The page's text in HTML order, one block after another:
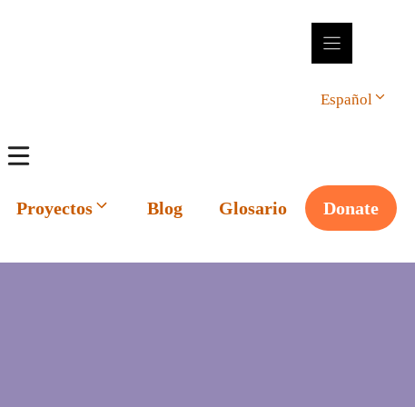
Español
Proyectos Blog Glosario Donate